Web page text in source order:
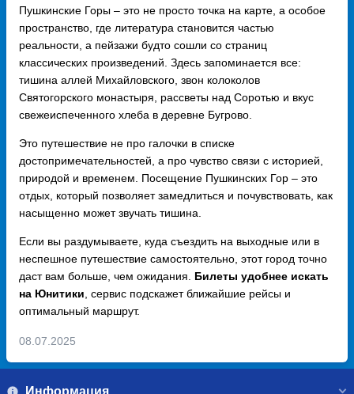
Пушкинские Горы – это не просто точка на карте, а особое
пространство, где литература становится частью
реальности, а пейзажи будто сошли со страниц
классических произведений. Здесь запоминается все:
тишина аллей Михайловского, звон колоколов
Святогорского монастыря, рассветы над Соротью и вкус
свежеиспеченного хлеба в деревне Бугрово.
Это путешествие не про галочки в списке
достопримечательностей, а про чувство связи с историей,
природой и временем. Посещение Пушкинских Гор – это
отдых, который позволяет замедлиться и почувствовать, как
насыщенно может звучать тишина.
Если вы раздумываете, куда съездить на выходные или в
неспешное путешествие самостоятельно, этот город точно
даст вам больше, чем ожидания. Билеты удобнее искать
на Юнитики , сервис подскажет ближайшие рейсы и
оптимальный маршрут.
08.07.2025
Информация